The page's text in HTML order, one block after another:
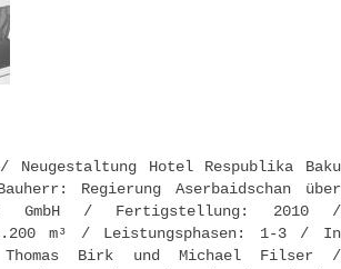
Hotel Respublika Baku
Regierung Aserbaidschan über
GmbH / Fertigstellung: 2010 /
m³ / Leistungsphasen: 1-3 / In
Thomas Birk und Michael Filser /